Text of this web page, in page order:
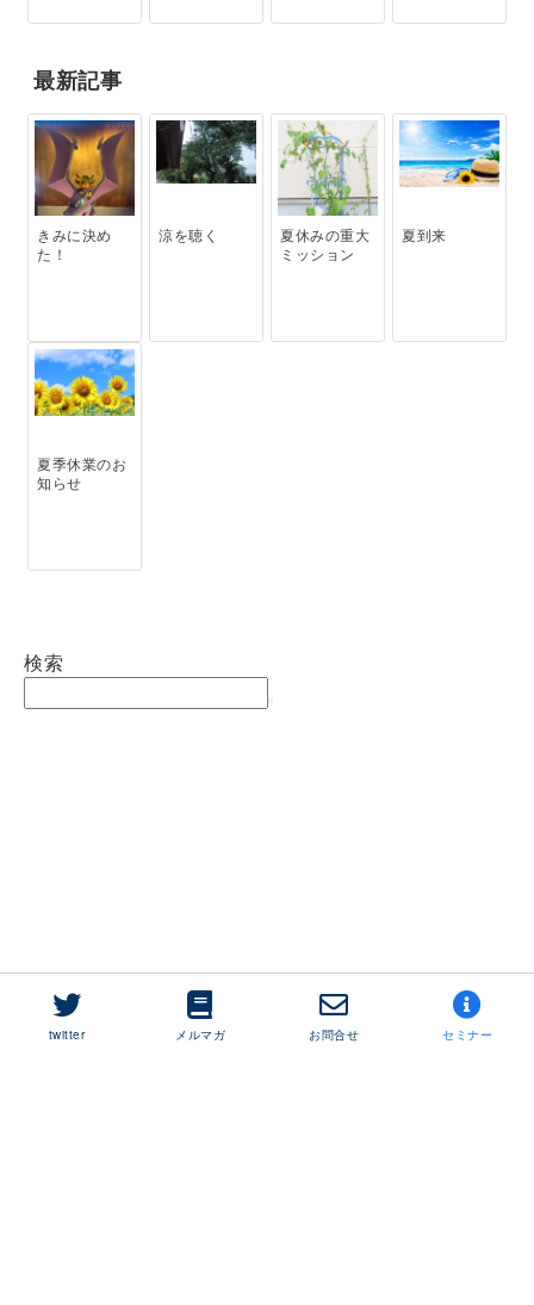
最新記事
きみに決め
た！
涼を聴く
夏休みの重大
ミッション
夏到来
夏季休業のお
知らせ
検索
twitter メルマガ お問合せ セミナー